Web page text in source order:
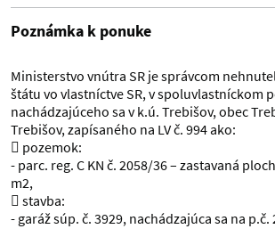
Poznámka k ponuke
Ministerstvo vnútra SR je správcom
štátu vo vlastníctve SR, v spoluvlastníckom
nachádzajúceho sa v k.ú. Trebišov, obec
Trebišov, zapísaného na LV č. 994 ako:
 pozemok:
- parc. reg. C KN č. 2058/36 – zastavaná
m2,
 stavba:
- garáž súp. č. 3929, nachádzajúca sa na p.č.